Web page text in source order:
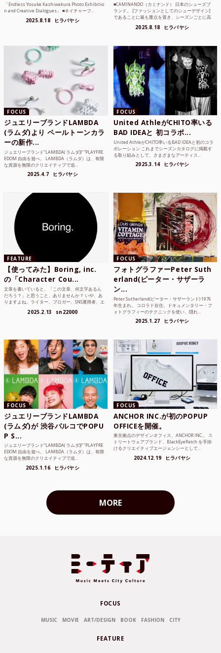
「Endless Yosuke Kashiwakura Photo Exhibitio
n and Creative Dialogues」 ■ネイチャーフ...
2025.8.18 ヒラバヤシ
■CAMINANDO（カミナンド） 日本のシューズブ
ランド。 [ファッションとしてのシューデザイン]
であることに最も重点を置き、シーズンごとに高
2025.8.18 ヒラバヤシ
FOCUS
ジュエリーブランドLAMBDA
(ラムダ)より ペールトーンカラ
ーの新作...
ジュエリーブランド“LAMBDA( ラムダ))” “PLAYFRE
EDOM 自由を遊べ。 LAMBDA（ラムダ）は、有限
な資源を無限のクリエイティブで追...
2025.4.7 ヒラバヤシ
FOCUS
United AthleがCHITO率いる
BAD IDEAと 初コラボ...
United AthleがCHITO率いるBAD IDEAと初のコラ
ボレーション これまでシーズンカタログに掲載す
る取り組みとして、さまざまなアーティス...
2025.3.14 ヒラバヤシ
FEATURE
【使ってみた】Boring, inc.
の「Character Cou...
文章を書いていると、「この文章、何文字あるん
だろう？」と思うこと、ありませんか？ いや、あ
りますよね。ライター、ブロガー、SNS運用者、エ
2025.2.13 sn22000
FOCUS
フォトグラファーPeter Suth
erland(ピーター・サザーラ
ン...
Peter Sutherland(ピーター・サザーランド) 1976
年生まれ。 コロラド在住。ドキュメンタリー・フ
ォトグラフィーのテクニックを使い、隠れ...
2025.1.27 ヒラバヤシ
FOCUS
ジュエリーブランドLAMBDA
(ラムダ)が 渋谷パルコでPOPU
P S...
ジュエリーブランド“LAMBDA( ラムダ))” “PLAYFRE
EDOM 自由を遊べ。 LAMBDA（ラムダ）は、有限
な資源を無限のクリエイティブで追...
2025.1.16 ヒラバヤシ
FOCUS
ANCHOR INC.が初のPOPUP
OFFICEを開催。
東京拠点のデザインオフィス、ANCHOR INC.。 ス
トリートウェアブランド、BlackEyePatch を手掛
けるクリエイティブエージェンシーとして...
2024.12.19 ヒラバヤシ
MORE
FOCUS
MUSIC MOVIE ART/DESIGN BOOK FASHION CITY
FEATURE